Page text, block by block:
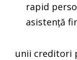
rapid
asistență
unii creditori